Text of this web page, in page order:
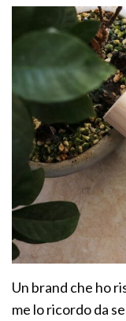
Un brand che ho
me lo ricordo da